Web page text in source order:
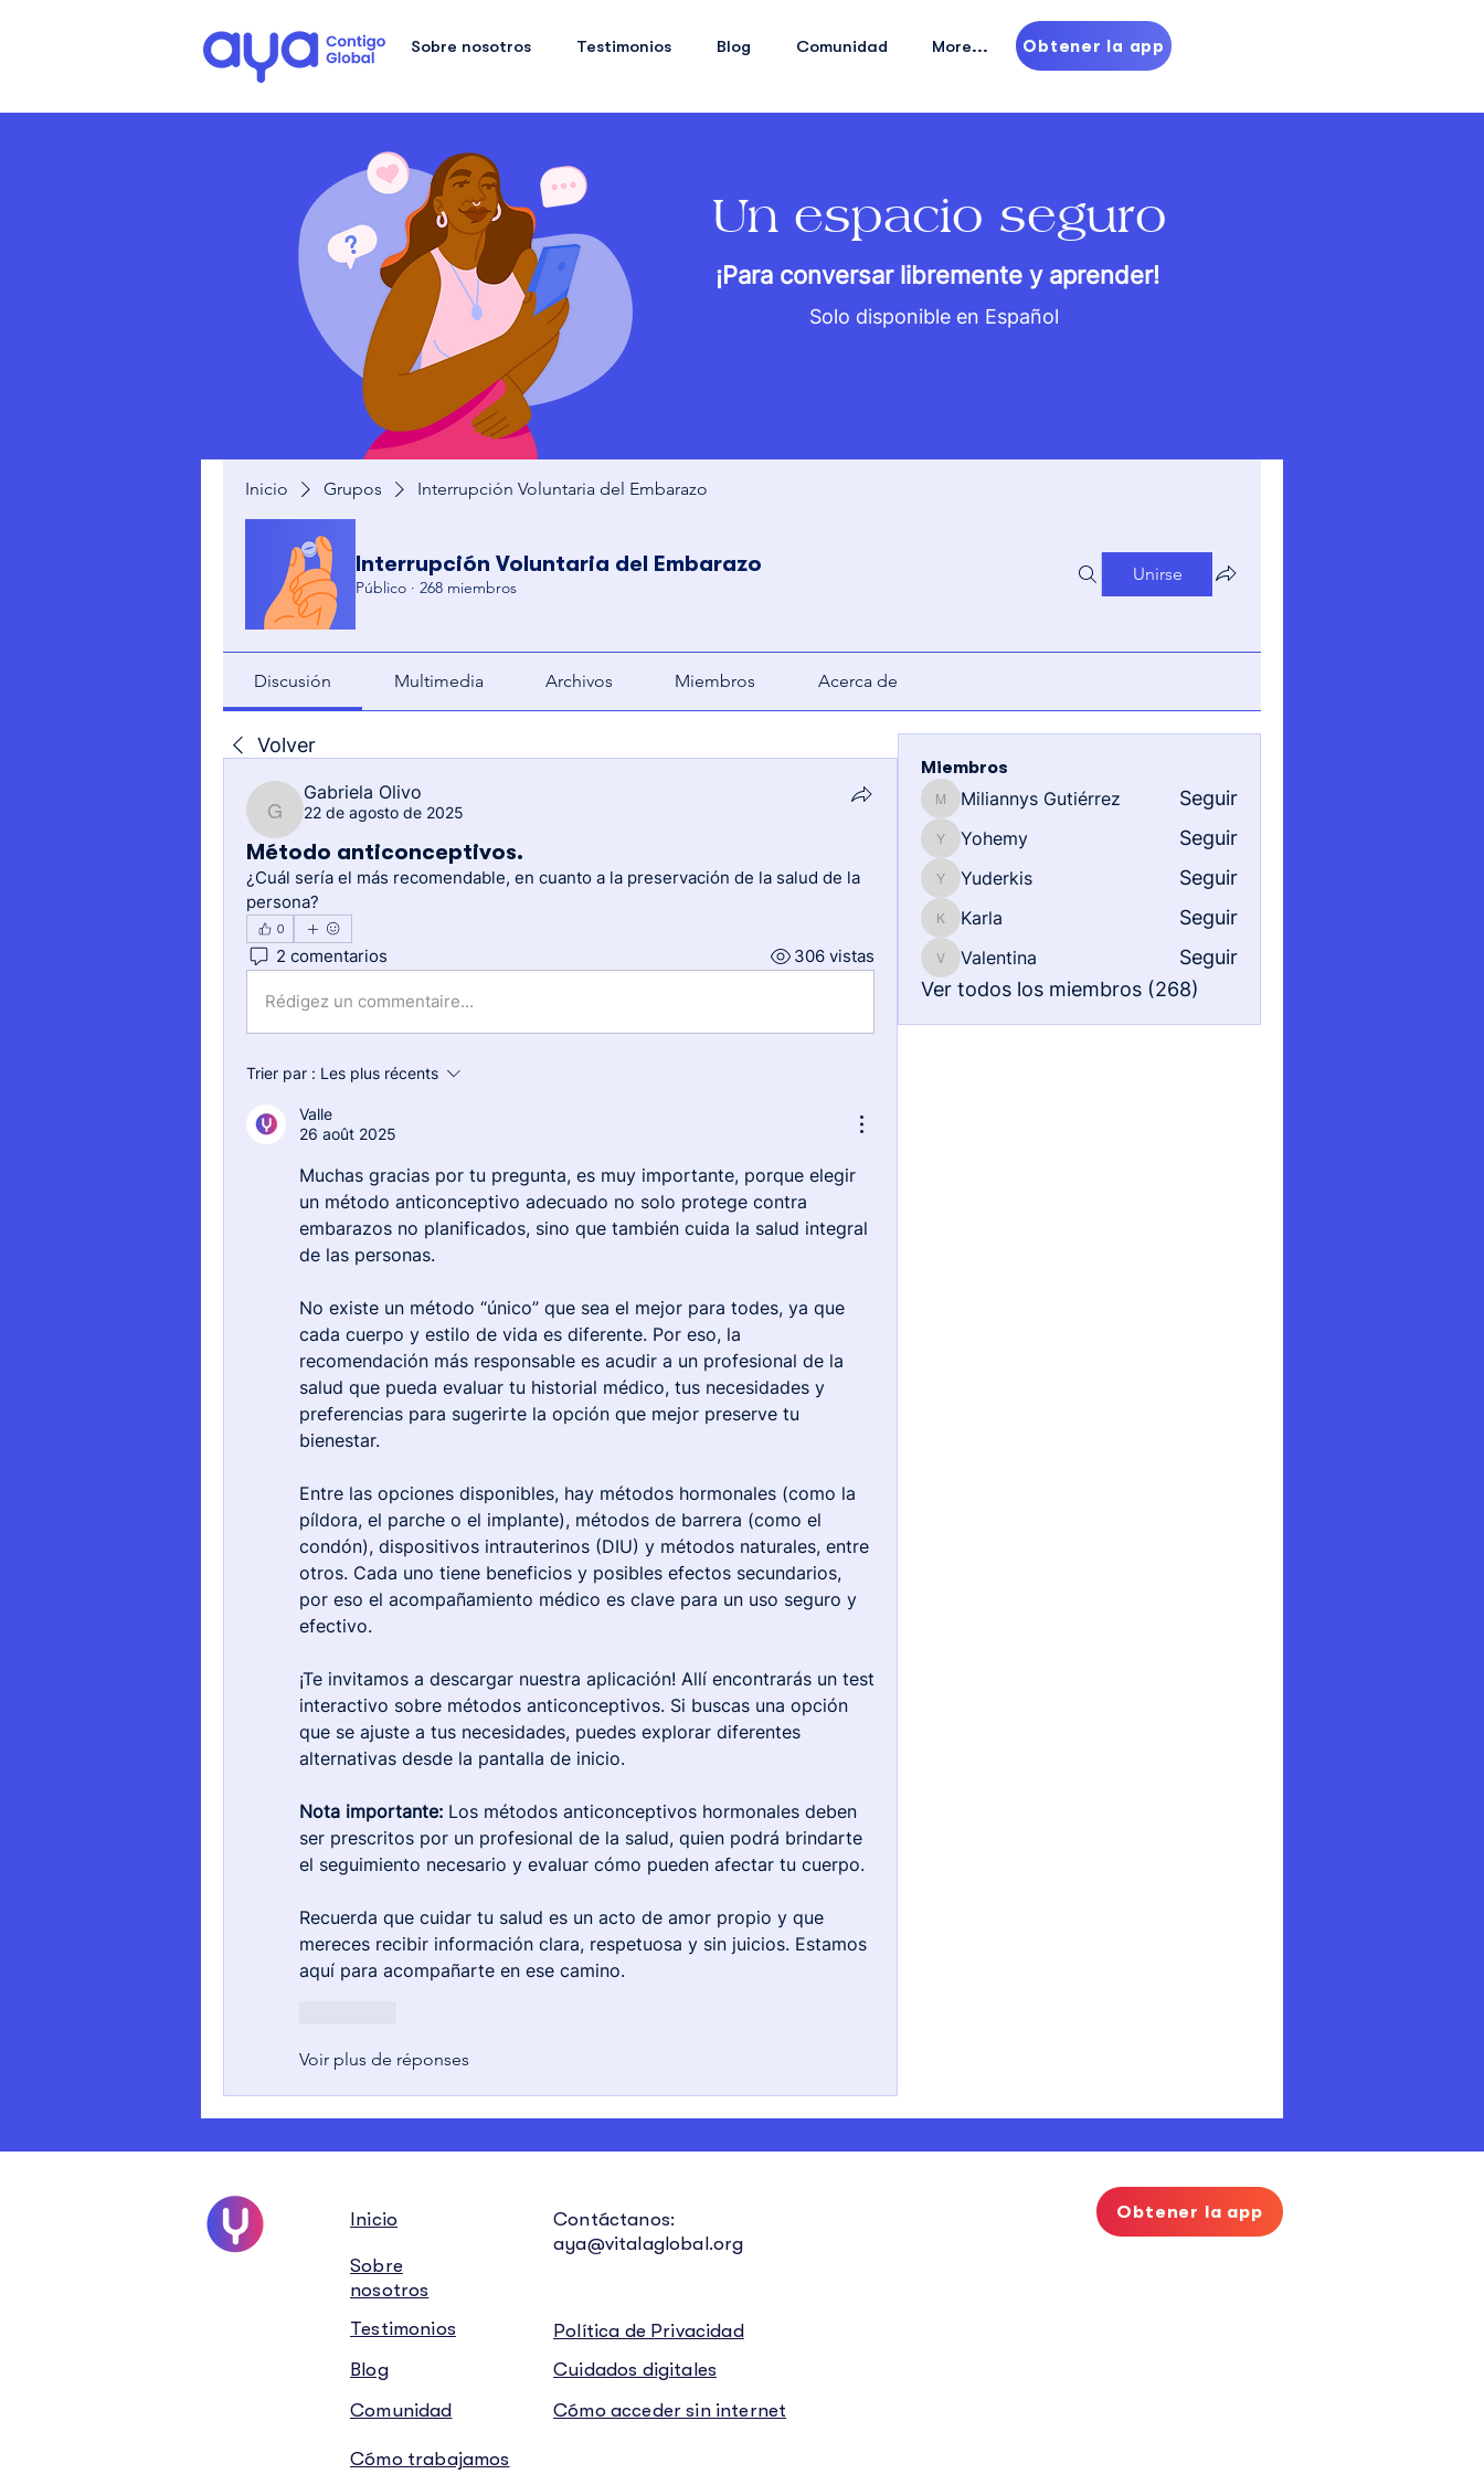
Sobre nosotros Testimonios Blog Comunidad More... Obtener la app
Solo disponible en Español
Un espacio seguro
¡Para conversar libremente y aprender!
Inicio Grupos Interrupción Voluntaria del Embarazo
Interrupción Voluntaria del Embarazo
Público · 268 miembros
Unirse
Discusión Multimedia Archivos Miembros Acerca de
Volver
Gabriela Olivo
Gabriela Olivo
22 de agosto de 2025
Método anticonceptivos.
¿Cuál sería el más recomendable, en cuanto a la preservación de la salud de la
persona?
0
2 comentarios 306 vistas
Rédigez un commentaire...
Trier par : Les plus récents
Valle
26 août 2025
Muchas gracias por tu pregunta, es muy importante, porque elegir
un método anticonceptivo adecuado no solo protege contra
embarazos no planificados, sino que también cuida la salud integral
de las personas.
No existe un método “único” que sea el mejor para todes, ya que
cada cuerpo y estilo de vida es diferente. Por eso, la
recomendación más responsable es acudir a un profesional de la
salud que pueda evaluar tu historial médico, tus necesidades y
preferencias para sugerirte la opción que mejor preserve tu
bienestar.
Entre las opciones disponibles, hay métodos hormonales (como la
píldora, el parche o el implante), métodos de barrera (como el
condón), dispositivos intrauterinos (DIU) y métodos naturales, entre
otros. Cada uno tiene beneficios y posibles efectos secundarios,
por eso el acompañamiento médico es clave para un uso seguro y
efectivo.
¡Te invitamos a descargar nuestra aplicación! Allí encontrarás un test
interactivo sobre métodos anticonceptivos. Si buscas una opción
que se ajuste a tus necesidades, puedes explorar diferentes
alternativas desde la pantalla de inicio.
Nota importante: Los métodos anticonceptivos hormonales deben
ser prescritos por un profesional de la salud, quien podrá brindarte
el seguimiento necesario y evaluar cómo pueden afectar tu cuerpo.
Recuerda que cuidar tu salud es un acto de amor propio y que
mereces recibir información clara, respetuosa y sin juicios. Estamos
aquí para acompañarte en ese camino.
Voir plus de réponses
Miembros
Miliannys Gutiérrez
Miliannys Gutiérrez Seguir
Yohemy
Yohemy Seguir
Yuderkis
Yuderkis Seguir
KarlaKarla Seguir
Valentina
Valentina
Seguir
Ver todos los miembros (268)
Inicio
Sobre
nosotros
Testimonios
Blog
Comunidad
Contáctanos:
aya@vitalaglobal.org
Política de Privacidad
Cuidados digitales
Cómo acceder sin internet
Obtener la app
Cómo trabajamos